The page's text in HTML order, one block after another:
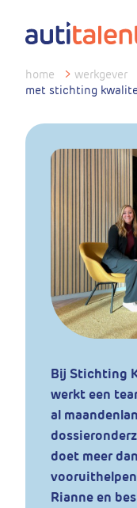
home > werkgever
met stichting
Bij Stichting
werkt een
al
doet meer
Rianne en